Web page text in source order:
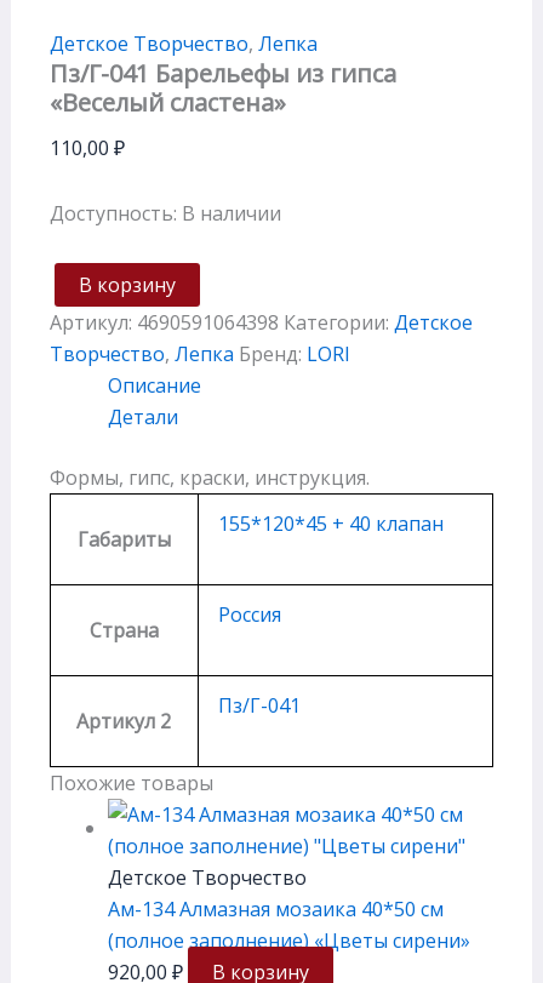
Детское Творчество, Лепка
Пз/Г-041 Барельефы из гипса
«Веселый сластена»
110,00 ₽
Доступность: В наличии
В корзину
Артикул: 4690591064398 Категории: Детское
Творчество, Лепка Бренд: LORI
Описание
Детали
Формы, гипс, краски, инструкция.
Габариты
155*120*45 + 40 клапан
Страна
Россия
Артикул 2
Пз/Г-041
Похожие товары
Детское Творчество
Ам-134 Алмазная мозаика 40*50 см
(полное заполнение) «Цветы сирени»
920,00 ₽ В корзину